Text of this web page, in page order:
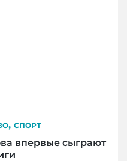
, СПОРТ
впервые сыграют